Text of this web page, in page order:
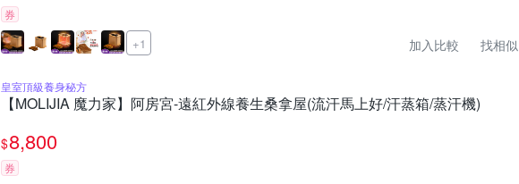
券
+1 加入比較 找相似
皇室頂級養身秘方
【MOLIJIA 魔力家】阿房宮-遠紅外線養生桑拿屋(流汗馬上好/汗蒸箱/蒸汗機)
$8,800
券